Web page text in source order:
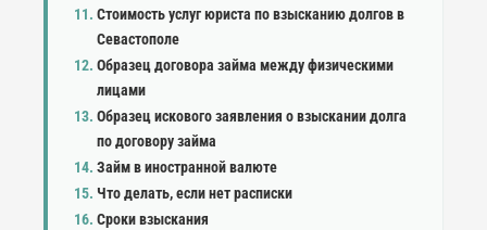
Стоимость услуг юриста по взысканию долгов в
Севастополе
Образец договора займа между физическими
лицами
Образец искового заявления о взыскании долга
по договору займа
Займ в иностранной валюте
Что делать, если нет расписки
Сроки взыскания